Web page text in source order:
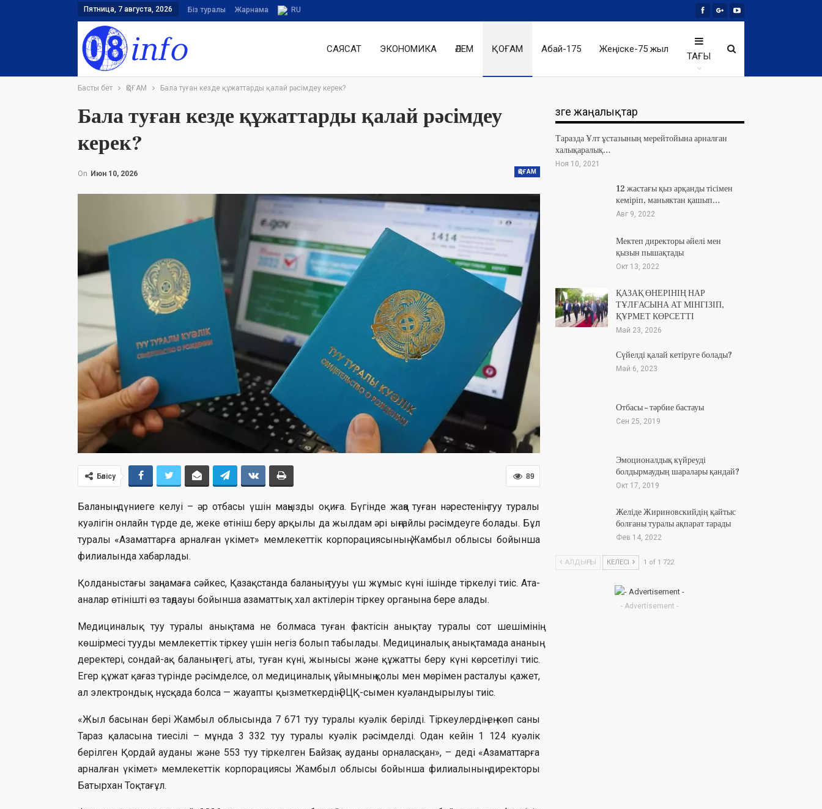
Пятница, 7 августа, 2026 Біз туралы Жарнама RU
САЯСАТ ЭКОНОМИКА ӘЛЕМ ҚОҒАМ Абай-175 Жеңіске-75 жыл
ТАҒЫ
Басты бет ҚОҒАМ Бала туған кезде құжаттарды қалай рәсімдеу керек?
Бала туған кезде құжаттарды қалай рәсімдеу
керек?
ҚОҒАМ
On Июн 10, 2026
89
Бөлісу
Баланың дүниеге келуі – әр отбасы үшін маңызды оқиға. Бүгінде жаңа туған нәрестенің туу туралы
куәлігін онлайн түрде де, жеке өтініш беру арқылы да жылдам әрі ыңғайлы рәсімдеуге болады. Бұл
туралы «Азаматтарға арналған үкімет» мемлекеттік корпорациясының Жамбыл облысы бойынша
филиалында хабарлады.
Қолданыстағы заңнамаға сәйкес, Қазақстанда баланың тууы үш жұмыс күні ішінде тіркелуі тиіс. Ата-
аналар өтінішті өз таңдауы бойынша азаматтық хал актілерін тіркеу органына бере алады.
Медициналық туу туралы анықтама не болмаса туған фактісін анықтау туралы сот шешімінің
көшірмесі тууды мемлекеттік тіркеу үшін негіз болып табылады. Медициналық анықтамада ананың
деректері, сондай-ақ баланың тегі, аты, туған күні, жынысы және құжатты беру күні көрсетілуі тиіс.
Егер құжат қағаз түрінде рәсімделсе, ол медициналық ұйымның қолы мен мөрімен расталуы қажет,
ал электрондық нұсқада болса — жауапты қызметкердің ЭЦҚ-сымен куәландырылуы тиіс.
«Жыл басынан бері Жамбыл облысында 7 671 туу туралы куәлік берілді. Тіркеулердің ең көп саны
Тараз қаласына тиесілі – мұнда 3 332 туу туралы куәлік рәсімделді. Одан кейін 1 124 куәлік
берілген Қордай ауданы және 553 туу тіркелген Байзақ ауданы орналасқан», – деді «Азаматтарға
арналған үкімет» мемлекеттік корпорациясы Жамбыл облысы бойынша филиалының директоры
Батырхан Тоқтағұл.
Өзге жаңалықтар
Таразда Ұлт ұстазының мерейтойына арналған
халықаралық…
Ноя 10, 2021
12 жастағы қыз арқанды тісімен
кеміріп, маньяктан қашып…
Авг 9, 2022
Мектеп директоры әйелі мен
қызын пышақтады
Окт 13, 2022
ҚАЗАҚ ӨНЕРІНІҢ НАР
ТҰЛҒАСЫНА АТ МІНГІЗІП,
ҚҰРМЕТ КӨРСЕТТІ
Май 23, 2026
Сүйелді қалай кетіруге болады?
Май 6, 2023
Отбасы – тәрбие бастауы
Сен 25, 2019
Эмоционалдық күйреуді
болдырмаудың шаралары қандай?
Окт 17, 2019
Желіде Жириновскийдің қайтыс
болғаны туралы ақпарат тарады
Фев 14, 2022
АЛДЫҢҒЫ КЕЛЕСІ 1 of 1 722
- Advertisement -